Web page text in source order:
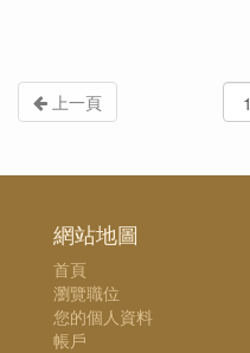
上一頁
網站地圖
首頁
瀏覽職位
您的個人資料
帳戶